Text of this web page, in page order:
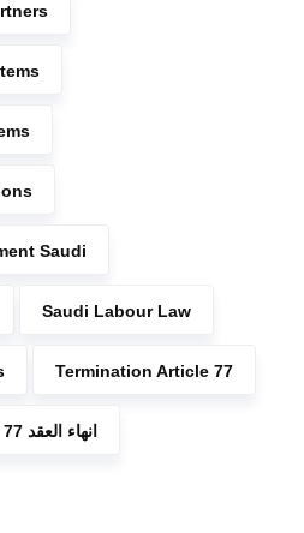
Saudi
Saudi Labour Law
Termination Article 77
انهاء العقد 77